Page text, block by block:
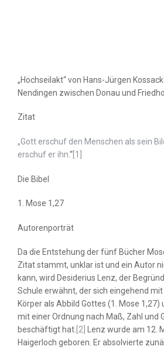
„Hochseilakt“ von Hans-Jürgen
Nendingen zwischen Donau und
Zitat
„Gott erschuf den Menschen als sein
erschuf er ihn.“ [1]
Die Bibel
1. Mose 1,27
Autorenporträt
Da die Entstehung der fünf Bücher
Zitat stammt, unklar ist und ein Autor
kann, wird Desiderius Lenz, der
Schule erwähnt, der sich eingehend
Körper als Abbild Gottes (1. Mose 1,27)
mit einer Ordnung nach Maß, Zahl und
beschäftigt hat. [2] Lenz wurde am 12.
Haigerloch geboren. Er absolvierte